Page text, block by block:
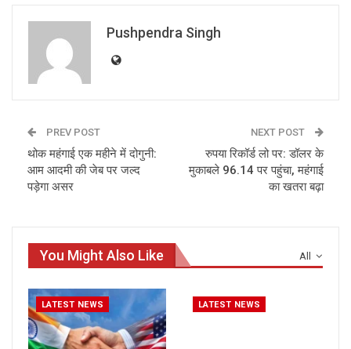
Pushpendra Singh
PREV POST
थोक महंगाई एक महीने में दोगुनी:
आम आदमी की जेब पर जल्द
पड़ेगा असर
NEXT POST
रुपया रिकॉर्ड लो पर: डॉलर के
मुकाबले 96.14 पर पहुंचा, महंगाई
का खतरा बढ़ा
All
You Might Also Like
LATEST NEWS LATEST NEWS